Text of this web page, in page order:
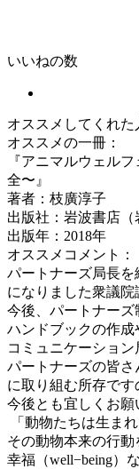
いいねの数
オススメしてくれ
オススメの一冊：
『アニマルウェル
全〜』
著者：枝廣淳子
出版社：岩波書店（
出版年：2018年
オススメコメント：
パートナーズ局長
になりました衆議院
今後、 パートナーズ
ハンドブックの作
コミュニケーション
パートナーズの皆
に取り組む所存です
今後とも宜しくお願
「動物たちは生ま
その動物本来の行動
幸福（well−being）